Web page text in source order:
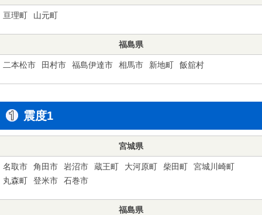
亘理町 山元町
福島県
二本松市 田村市 福島伊達市 相馬市 新地町 飯舘村
震度1
宮城県
名取市 角田市 岩沼市 蔵王町 大河原町 柴田町
宮城川崎町
丸森町
登米市 石巻市
福島県